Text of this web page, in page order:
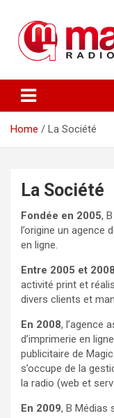
content
Magic
Home La Société
La Société
Fondée en 2005,
l’origine un agence
en ligne.
Entre 2005 et 2008
activité print et
divers clients et
En 2008, l’agence
d’imprimerie en
publicitaire de
s’occupe de la
la radio (web et
En 2009, B Médias